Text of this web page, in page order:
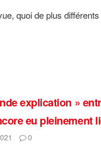
quoi de plus
explication »
eu pleinement
0